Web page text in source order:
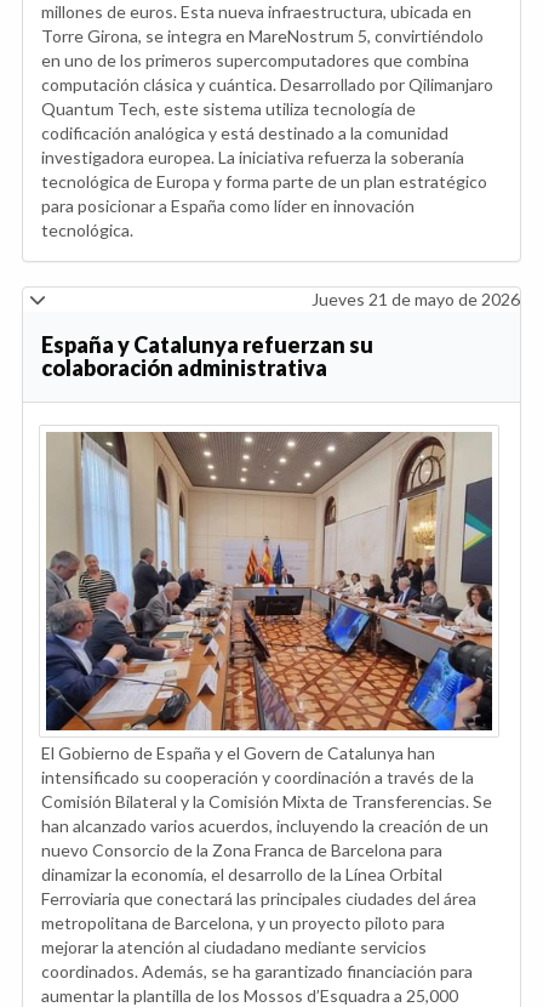
millones de euros. Esta nueva infraestructura, ubicada en
Torre Girona, se integra en MareNostrum 5, convirtiéndolo
en uno de los primeros supercomputadores que combina
computación clásica y cuántica. Desarrollado por Qilimanjaro
Quantum Tech, este sistema utiliza tecnología de
codificación analógica y está destinado a la comunidad
investigadora europea. La iniciativa refuerza la soberanía
tecnológica de Europa y forma parte de un plan estratégico
para posicionar a España como líder en innovación
tecnológica.
Jueves 21 de mayo de 2026
España y Catalunya refuerzan su
colaboración administrativa
El Gobierno de España y el Govern de Catalunya han
intensificado su cooperación y coordinación a través de la
Comisión Bilateral y la Comisión Mixta de Transferencias. Se
han alcanzado varios acuerdos, incluyendo la creación de un
nuevo Consorcio de la Zona Franca de Barcelona para
dinamizar la economía, el desarrollo de la Línea Orbital
Ferroviaria que conectará las principales ciudades del área
metropolitana de Barcelona, y un proyecto piloto para
mejorar la atención al ciudadano mediante servicios
coordinados. Además, se ha garantizado financiación para
aumentar la plantilla de los Mossos d’Esquadra a 25,000